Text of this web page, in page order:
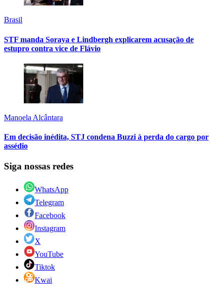
Brasil
STF manda Soraya e Lindbergh explicarem acusação de
estupro contra vice de Flávio
Manoela Alcântara
Em decisão inédita, STJ condena Buzzi à perda do cargo por
assédio
Siga nossas redes
WhatsApp
Telegram
Facebook
Instagram
X
YouTube
Tiktok
Kwai